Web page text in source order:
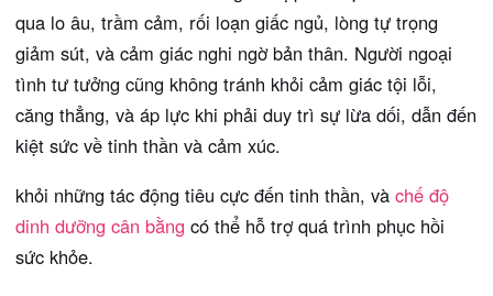
qua lo âu, trầm cảm, rối loạn giấc ngủ, lòng tự trọng
giảm sút, và cảm giác nghi ngờ bản thân. Người ngoại
tình tư tưởng cũng không tránh khỏi cảm giác tội lỗi,
căng thẳng, và áp lực khi phải duy trì sự lừa dối, dẫn đến
kiệt sức về tinh thần và cảm xúc.
khỏi những tác động tiêu cực đến tinh thần, và chế độ
dinh dưỡng cân bằng có thể hỗ trợ quá trình phục hồi
sức khỏe.